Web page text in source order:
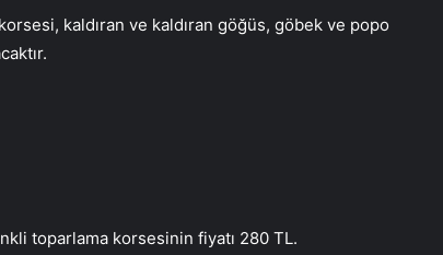
kaldıran ve kaldıran göğüs, göbek ve popo
toparlama korsesinin fiyatı 280 TL.